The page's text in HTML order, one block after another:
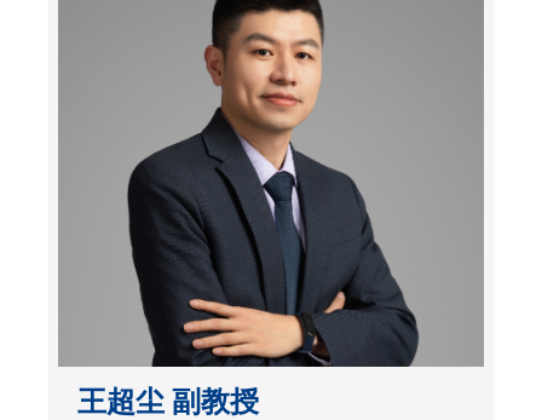
王超尘 副教授